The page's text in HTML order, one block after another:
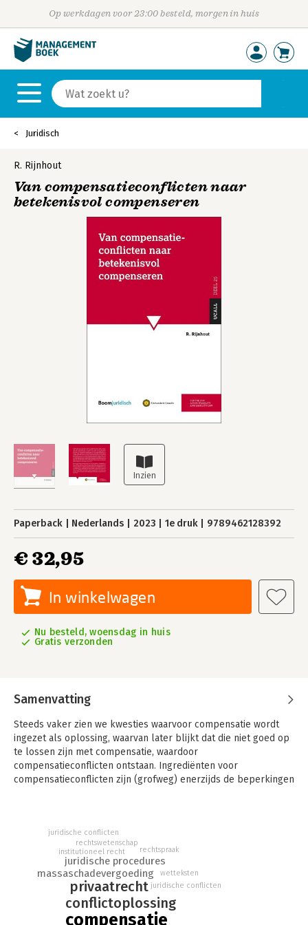
Op werkdagen voor 23:00 besteld, morgen in huis
Juridisch
R. Rijnhout
Van compensatieconflicten naar
betekenisvol compenseren
Paperback Nederlands 2023 1e druk 9789462128392
€ 32,95
In winkelwagen
Nu besteld, woensdag in huis
Gratis verzonden
Samenvatting
Steeds vaker zien we kwesties waarvoor compensatie wordt
ingezet als oplossing, waarvan later blijkt dat die niet goed op
te lossen zijn met compensatie, waardoor
compensatieconflicten ontstaan. Ingrediënten voor
compensatieconflicten zijn (grofweg) enerzijds de beperkingen
voordat compensatie plaatsvindt en waarover dan (soms lang)
discussie bestaat tussen partijen.
In de wetenschappelijke literatuur worden
oplossingsrichtingen gesuggereerd om deze
compensatieconflicten te voorkomen of te beperken. De
moeilijkheid is dat een aantal van deze suggesties juridisch
compensatie
conflictoplossing
privaatrecht
massaschadevergoeding
juridische procedures
institutioneel recht
rechtswetenschap
juridische conflicten
rechtspraak
juridische conflicten
wetteksten